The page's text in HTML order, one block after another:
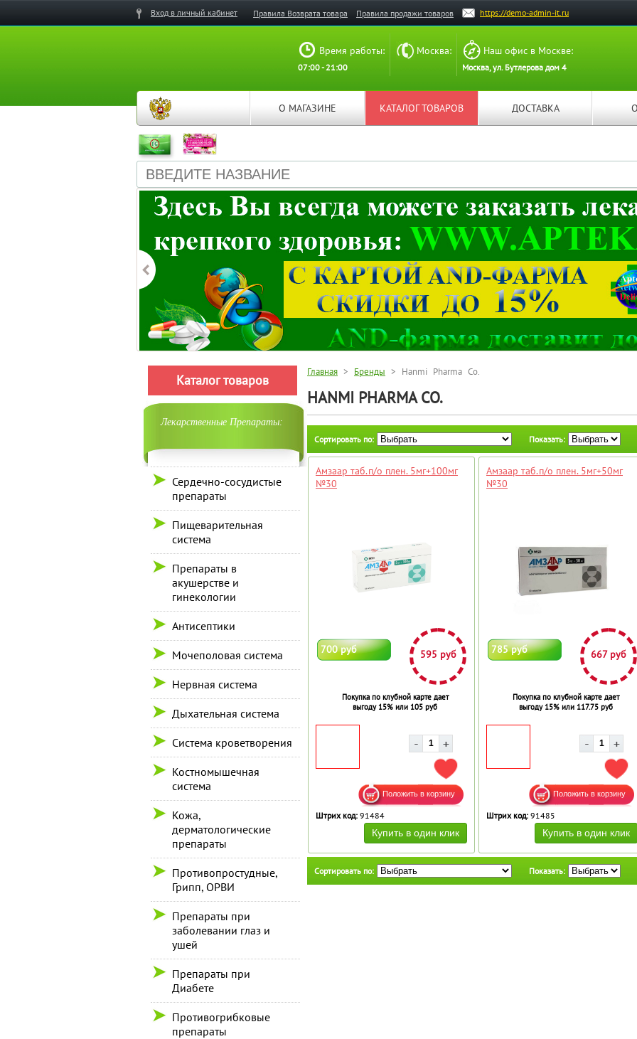
Вход в личный кабинет Правила Возврата товара Правила продажи товаров https://demo-admin-it.ru
Время работы:
07:00 - 21:00
Москва: Наш офис в Москве:
Москва, ул. Бутлерова дом 4
О МАГАЗИНЕ КАТАЛОГ ТОВАРОВ ДОСТАВКА
Каталог товаров
Лекарственные Препараты:
Сердечно-сосудистые
препараты
Пищеварительная
система
Препараты в
акушерстве и
гинекологии
Антисептики
Мочеполовая система
Нервная система
Дыхательная система
Система кроветворения
Костномышечная
система
Кожа,
дерматологические
препараты
Противопростудные,
Грипп, ОРВИ
Препараты при
заболевании глаз и
ушей
Препараты при
Диабете
Противогрибковые
препараты
Главная > Бренды > Hanmi Pharma Co.
HANMI PHARMA CO.
Сортировать по: Показать:
Амзаар таб.п/о плен. 5мг+100мг
№30
700 руб 595 руб
Покупка по клубной карте дает
выгоду 15% или 105 руб
ДОБАВИТЬ В ИЗБРАННОЕ
Штрих код: 91484
Амзаар таб.п/о плен. 5мг+50мг
№30
785 руб 667 руб
Покупка по клубной карте дает
выгоду 15% или 117.75 руб
Штрих код: 91485
Сортировать по: Показать: